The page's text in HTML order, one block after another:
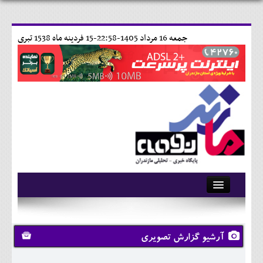
15 فردينه ماه 1538 تبری جمعه 16 مرداد 1405-22:58-
آرشیو
تماس با ما
وبلاگ
آرشیو گزارش تصویری